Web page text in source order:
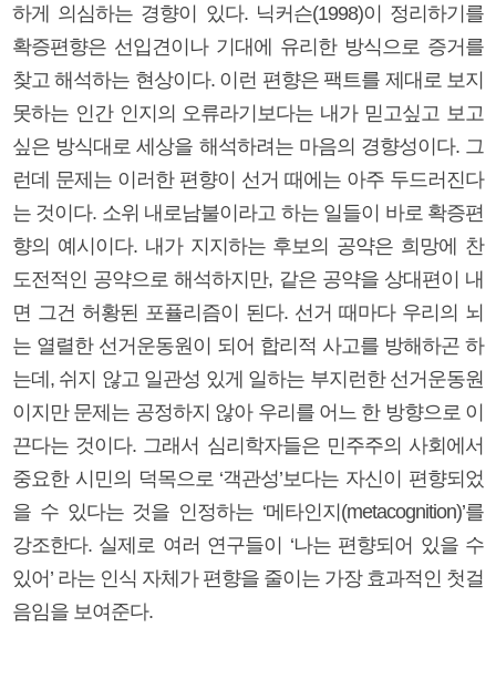
하게 의심하는 경향이 있다. 닉커슨(1998)이 정리하기를
확증편향은 선입견이나 기대에 유리한 방식으로 증거를
찾고 해석하는 현상이다. 이런 편향은 팩트를 제대로 보지
못하는 인간 인지의 오류라기보다는 내가 믿고싶고 보고
싶은 방식대로 세상을 해석하려는 마음의 경향성이다. 그
런데 문제는 이러한 편향이 선거 때에는 아주 두드러진다
는 것이다. 소위 내로남불이라고 하는 일들이 바로 확증편
향의 예시이다. 내가 지지하는 후보의 공약은 희망에 찬
도전적인 공약으로 해석하지만, 같은 공약을 상대편이 내
면 그건 허황된 포퓰리즘이 된다. 선거 때마다 우리의 뇌
는 열렬한 선거운동원이 되어 합리적 사고를 방해하곤 하
는데, 쉬지 않고 일관성 있게 일하는 부지런한 선거운동원
이지만 문제는 공정하지 않아 우리를 어느 한 방향으로 이
끈다는 것이다. 그래서 심리학자들은 민주주의 사회에서
중요한 시민의 덕목으로 ‘객관성’보다는 자신이 편향되었
을 수 있다는 것을 인정하는 ‘메타인지(metacognition)’를
강조한다. 실제로 여러 연구들이 ‘나는 편향되어 있을 수
있어’ 라는 인식 자체가 편향을 줄이는 가장 효과적인 첫걸
음임을 보여준다.